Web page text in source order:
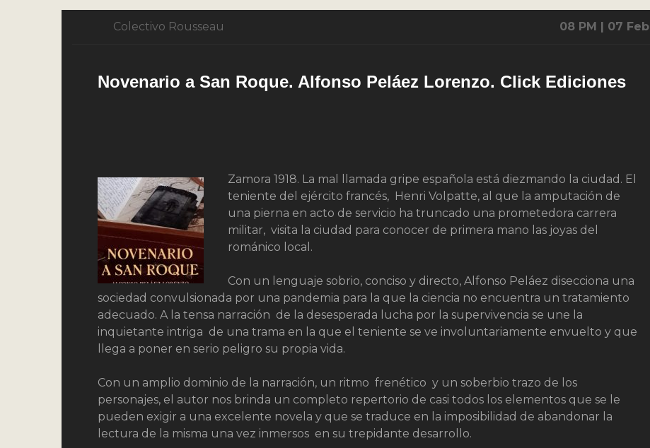
Colectivo Rousseau 08 PM | 07 Feb
Novenario a San Roque. Alfonso Peláez Lorenzo. Click Ediciones
Zamora 1918. La mal llamada gripe española está diezmando la ciudad. El
teniente del ejército francés, Henri Volpatte, al que la amputación de
una pierna en acto de servicio ha truncado una prometedora carrera
militar, visita la ciudad para conocer de primera mano las joyas del
románico local.
Con un lenguaje sobrio, conciso y directo, Alfonso Peláez disecciona una
sociedad convulsionada por una pandemia para la que la ciencia no encuentra un tratamiento
adecuado. A la tensa narración de la desesperada lucha por la supervivencia se une la
inquietante intriga de una trama en la que el teniente se ve involuntariamente envuelto y que
llega a poner en serio peligro su propia vida.
Con un amplio dominio de la narración, un ritmo frenético y un soberbio trazo de los
personajes, el autor nos brinda un completo repertorio de casi todos los elementos que se le
pueden exigir a una excelente novela y que se traduce en la imposibilidad de abandonar la
lectura de la misma una vez inmersos en su trepidante desarrollo.